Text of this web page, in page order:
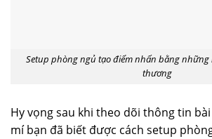
Setup phòng ngủ tạo điểm nhấn bằng
thương
Hy vọng sau khi theo dõi thông tin
mí bạn đã biết được cách setup